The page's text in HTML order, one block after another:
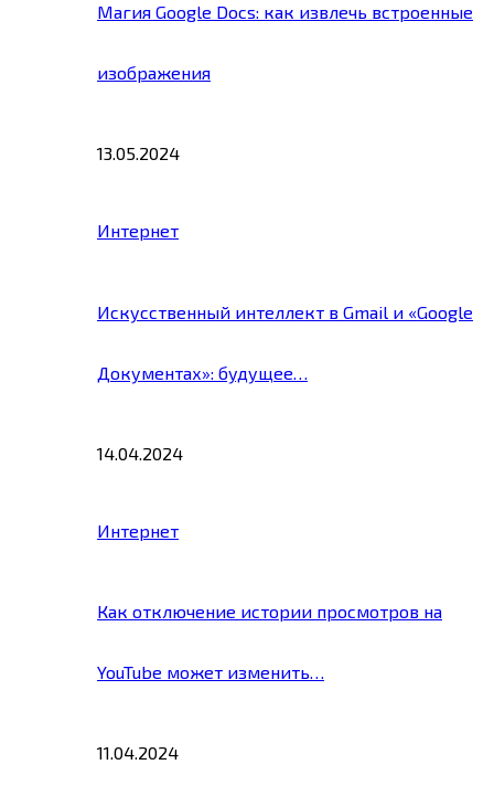
Магия Google Docs: как извлечь встроенные
изображения
13.05.2024
Интернет
Искусственный интеллект в Gmail и «Google
Документах»: будущее…
14.04.2024
Интернет
Как отключение истории просмотров на
YouTube может изменить…
11.04.2024